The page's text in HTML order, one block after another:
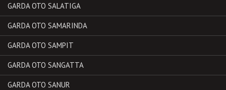
GARDA OTO SALATIGA
GARDA OTO SAMARINDA
GARDA OTO SAMPIT
GARDA OTO SANGATTA
GARDA OTO SANUR